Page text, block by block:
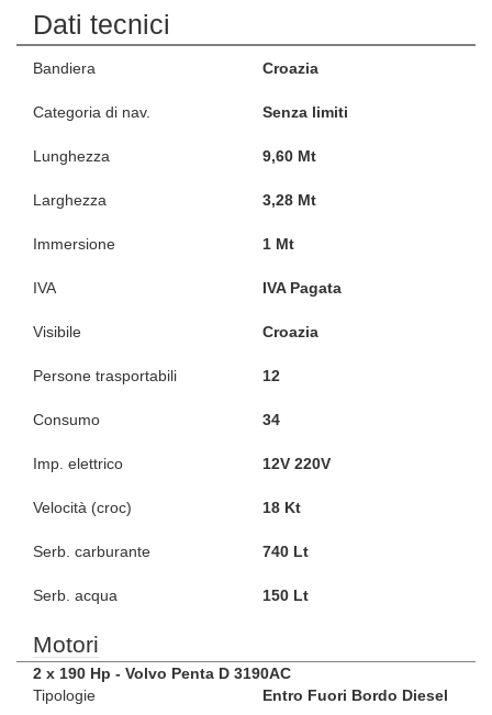
Dati tecnici
Bandiera Croazia
Categoria di nav. Senza limiti
Lunghezza 9,60 Mt
Larghezza 3,28 Mt
Immersione 1 Mt
IVA IVA Pagata
Visibile Croazia
Persone trasportabili 12
Consumo 34
Imp. elettrico 12V 220V
Velocità (croc) 18 Kt
Serb. carburante 740 Lt
Serb. acqua 150 Lt
Motori
2 x 190 Hp - Volvo Penta D 3190AC
Tipologie
Entro Fuori Bordo Diesel